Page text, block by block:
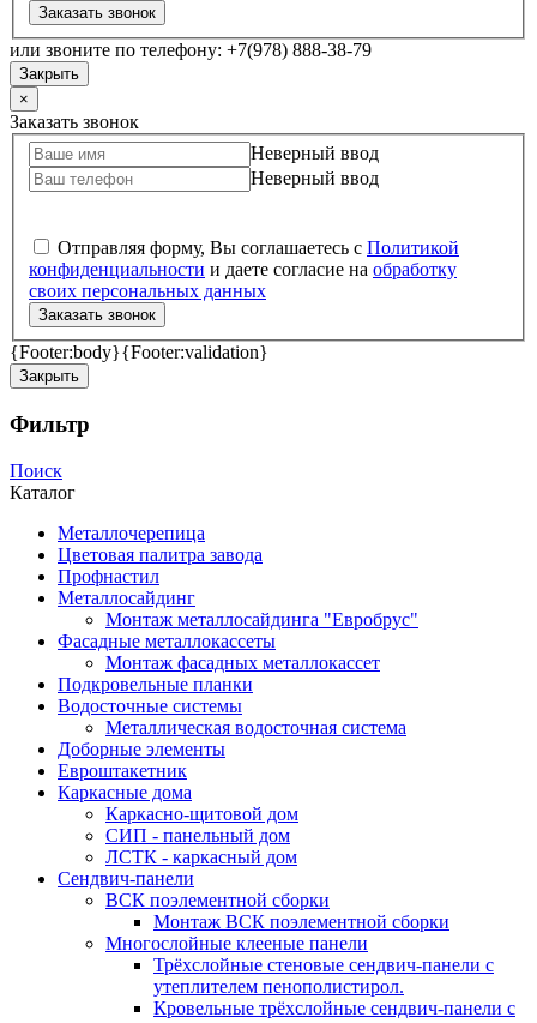
Заказать звонок
или звоните по телефону: +7(978) 888-38-79
Закрыть
×
Заказать звонок
Неверный ввод
Неверный ввод
Отправляя форму, Вы соглашаетесь с Политикой
конфиденциальности и даете согласие на обработку
своих персональных данных
Заказать звонок
{Footer:body}{Footer:validation}
Закрыть
Фильтр
Поиск
Каталог
Металлочерепица
Цветовая палитра завода
Профнастил
Металлосайдинг
Монтаж металлосайдинга "Евробрус"
Фасадные металлокассеты
Монтаж фасадных металлокассет
Подкровельные планки
Водосточные системы
Металлическая водосточная система
Доборные элементы
Евроштакетник
Каркасные дома
Каркасно-щитовой дом
СИП - панельный дом
ЛСТК - каркасный дом
Сендвич-панели
ВСК поэлементной сборки
Монтаж ВСК поэлементной сборки
Многослойные клееные панели
Трёхслойные стеновые сендвич-панели с
утеплителем пенополистирол.
Кровельные трёхслойные сендвич-панели с